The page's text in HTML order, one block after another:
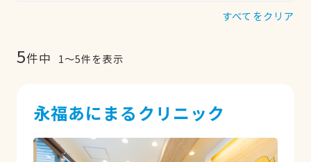
すべてをクリア
5件中 1〜5件を表示
永福あにまるクリニック